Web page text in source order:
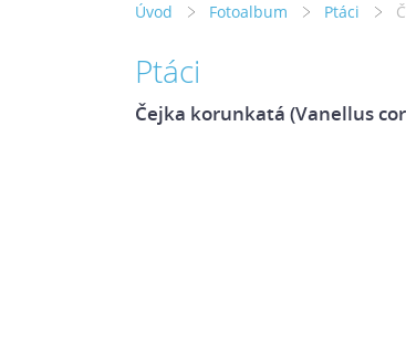
Úvod Fotoalbum Ptáci
Ptáci
Čejka korunkatá (Vanellus